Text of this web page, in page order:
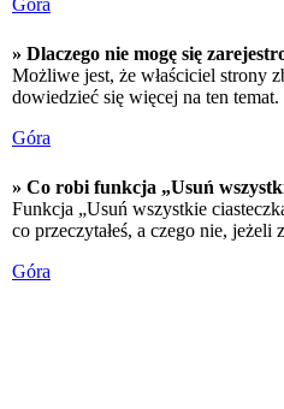
Góra
» Dlaczego nie mogę się
Możliwe jest, że właściciel strony
dowiedzieć się więcej na ten temat.
Góra
» Co robi funkcja „Usuń
Funkcja „Usuń wszystkie
co przeczytałeś, a czego nie,
Góra